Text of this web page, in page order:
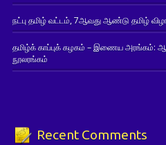
நட்பு தமிழ் வட்டம், 7ஆவது ஆண்டு தமிழ்
தமிழ்க் காப்புக் கழகம் – இணைய அரங்கம்:
நூலரங்கம்
Recent Comments